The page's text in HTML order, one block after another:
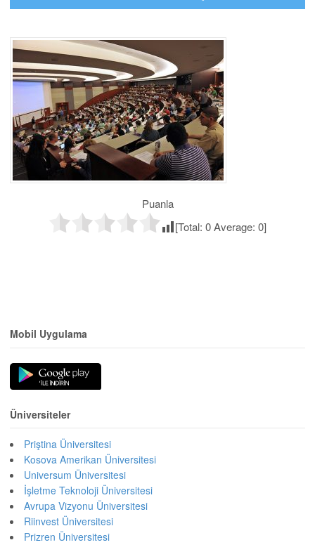
Puanla
[Total: 0Average: 0]
Mobil Uygulama
Üniversiteler
Priştina Üniversitesi
Kosova Amerikan Üniversitesi
Universum Üniversitesi
İşletme Teknoloji Üniversitesi
Avrupa Vizyonu Üniversitesi
Riinvest Üniversitesi
Prizren Üniversitesi